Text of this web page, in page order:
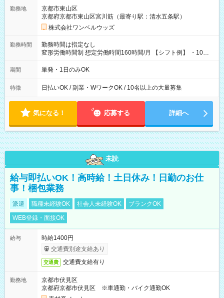
勤務地
京都市東山区
京都府京都市東山区宮川筋（最寄り駅：清水五条駅）
株式会社ワンベルウッズ
勤務時間
勤務時間は指定なし
変形労働時間制 想定労働時間160時間/月 【シフト例】 ・10：
00～20：00
期間 単発・1日のみOK
特徴 日払いOK / 副業・WワークOK / 10名以上の大量募集
気になる！ 応募する 詳細へ
未読
給与即払いOK！高時給！土日休み！日勤のお仕
事！梱包業務
派遣 職種未経験OK 社会人未経験OK
ブランクOK
WEB登録・面接OK
給与
時給1400円
交通費別途支給あり
交通費 交通費支給有り
勤務地
京都市伏見区
京都府京都市伏見区 ※車通勤・バイク通勤OK